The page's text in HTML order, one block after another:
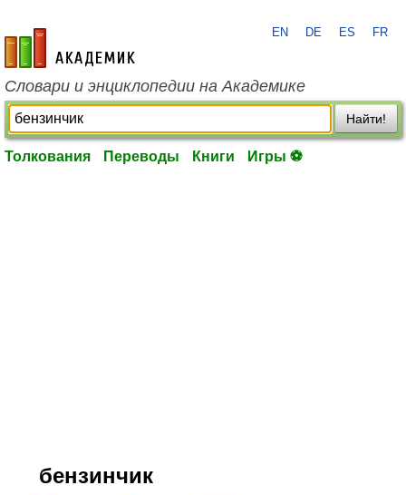
academic.ru
EN DE ES FR
Словари и энциклопедии на Академике
Найти!
Толкования Переводы Книги Игры ⚽
бензинчик